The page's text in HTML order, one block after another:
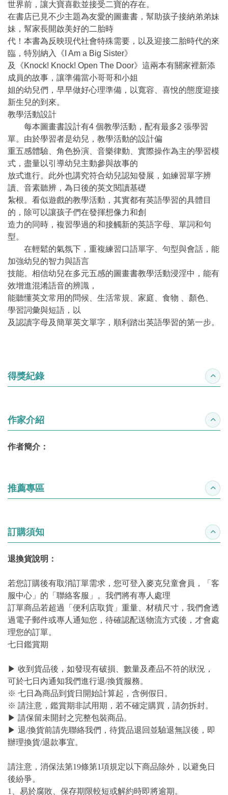
世界前，讓大寶喜歡並接受二寶的存在。
在書店已見不少主題為友愛的圖畫書，幫助孩子接納弟弟妹
妹，幫家長開啟美好的二胎時
代！本書為反映現代社會特殊需要，以及迎接二胎時代的來
臨，特別納入《I Am a Big Sister》
及《Knock! Knock! Open The Door》這兩本有關家裡新添
成員的故事，讓準備當小哥哥和小姐
姐的幼兒們，早早做好心理準備，以寬容、喜悅的態度迎接
新生兒的到來。
教學活動設計
每本圖畫書設計有4 個教學活動，配有最多2 張學習
單。由於學習者是幼兒，教學活動的設計偏
重五感體驗、角色扮演、音樂律動、實際操作為主的學習模
式，盡量以引導幼兒主動參與故事的
放式進行。此外也講究符合幼兒認知發展，如練習單字辨
讀、音素聽辨，為日後的英文閱讀基礎
紮根。看似遊戲的教學活動，其實都有英語學習的具體目
的，除可以讓孩子們在發揮想像力和創
造力的同時，複習學過的和接觸新的英語字母、單詞和句
型。
在輕鬆的氣氛下，重複練習口語單字、句型與會話，能
加強幼兒的智力與語言
技能。相信幼兒在多元五感的圖畫書教學活動浸淫中，能有
效增進混淆語音的辨識，
能聽懂英文常用的問候、生活常規、家庭、食物 、顏色、
學習詞彙與短語，以
及認讀字母及簡單英文單字，順利踏出英語學習的第一步。
得獎紀錄 收合
作家介紹 收合
作者簡介：
推薦專區 收合
訂購須知 收合
退換貨說明：
若您訂購後有取消訂單需求，您可登入麥克兒童會員，「客
服中心」的「聯絡客服」。我們將有專人處理
訂單商品若超過「便利店取貨」重量、材積尺寸，我們會透
過電子郵件或專人通知您，待確認配送物流方式後，才會處
理您的訂單。
七日鑑賞期
▶ 收到貨品後，如發現有破損、數量及產品不符的狀況，
可於七日內通知我們進行退/換貨服務。
※ 七日為商品到貨日開始計算起，含例假日。
※ 請注意，鑑賞期非試用期，若不確定購買，請勿拆封。
▶ 請保留未開封之完整包裝商品。
▶ 退/換貨前請先聯絡我們，待貨品退回並驗退無誤後，即
辦理換貨/退款事宜。
請注意，消保法第19條第1項規定以下商品除外，以避免日
後紛爭。
1、易於腐敗、保存期限較短或解約時即將逾期。